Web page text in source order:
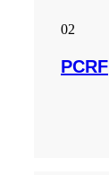
02
PCRF